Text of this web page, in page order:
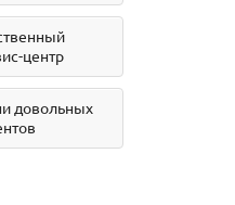
центр
довольных